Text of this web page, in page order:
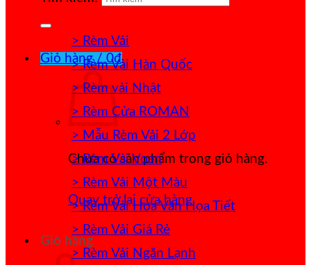
Giỏ hàng /0₫
Chưa có sản phẩm trong giỏ hàng.
Quay trở lại cửa hàng
Giỏ hàng
> Rèm Vải
> Rèm Vải Hàn Quốc
> Rèm vải Nhật
> Rèm Cửa ROMAN
> Mẫu Rèm Vải 2 Lớp
> Rèm Vải Voan
> Rèm Vải Một Màu
> Rèm Vải Hoa Văn Họa Tiết
> Rèm Vải Giá Rẻ
> Rèm Vải Ngăn Lạnh